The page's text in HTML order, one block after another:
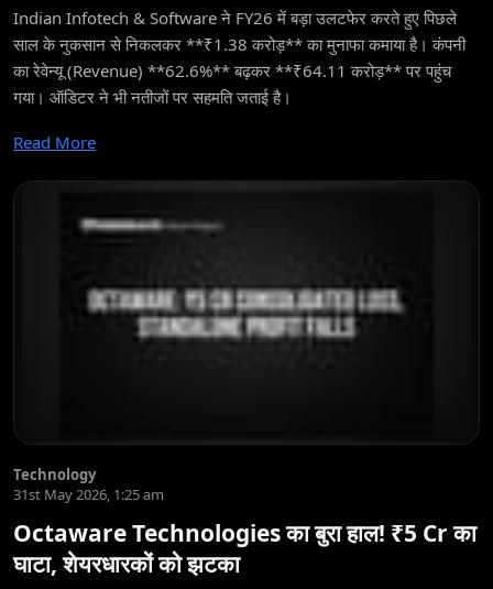
Indian Infotech & Software ने FY26 में बड़ा उलटफेर करते हुए पिछले
साल के नुकसान से निकलकर **₹1.38 करोड़** का मुनाफा कमाया है। कंपनी
का रेवेन्यू (Revenue) **62.6%** बढ़कर **₹64.11 करोड़** पर पहुंच
गया। ऑडिटर ने भी नतीजों पर सहमति जताई है।
Read More
Technology
31st May 2026, 1:25 am
Octaware Technologies का बुरा हाल! ₹5 Cr का
घाटा, शेयरधारकों को झटका